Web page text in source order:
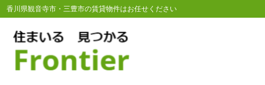
香川県観音寺市・三豊市の賃貸物件はお任せください